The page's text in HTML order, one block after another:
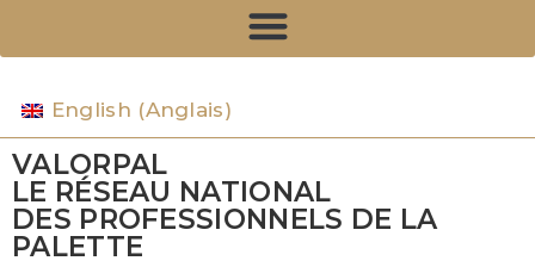
English (Anglais)
VALORPAL
LE RÉSEAU NATIONAL
DES PROFESSIONNELS DE LA
PALETTE